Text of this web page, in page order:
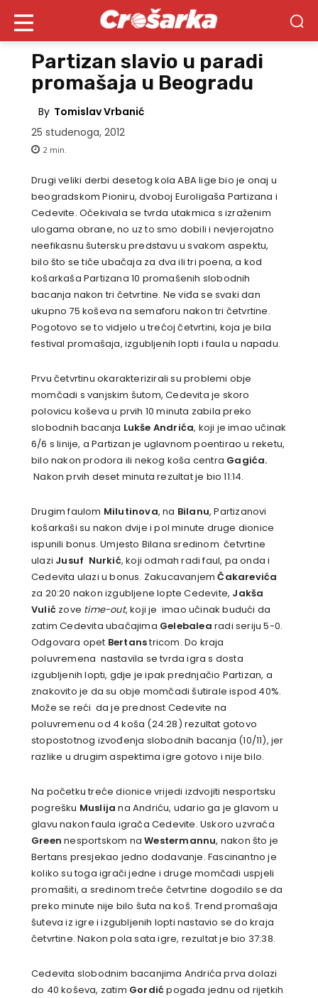
Partizan slavio u paradi
promašaja u Beogradu
By Tomislav Vrbanić
25 studenoga, 2012
2 min.
Drugi veliki derbi desetog kola ABA lige bio je onaj u
beogradskom Pioniru, dvoboj Euroligaša Partizana i
Cedevite. Očekivala se tvrda utakmica s izraženim
ulogama obrane, no uz to smo dobili i nevjerojatno
neefikasnu šutersku predstavu u svakom aspektu,
bilo što se tiče ubačaja za dva ili tri poena, a kod
košarkaša Partizana 10 promašenih slobodnih
bacanja nakon tri četvrtine. Ne viđa se svaki dan
ukupno 75 koševa na semaforu nakon tri četvrtine.
Pogotovo se to vidjelo u trećoj četvrtini, koja je bila
festival promašaja, izgubljenih lopti i faula u napadu.
Prvu četvrtinu okarakterizirali su problemi obje
momčadi s vanjskim šutom, Cedevita je skoro
polovicu koševa u prvih 10 minuta zabila preko
slobodnih bacanja Lukše Andrića, koji je imao učinak
6/6 s linije, a Partizan je uglavnom poentirao u reketu,
bilo nakon prodora ili nekog koša centra Gagića.
Nakon prvih deset minuta rezultat je bio 11:14.
Drugim faulom Milutinova, na Bilanu, Partizanovi
košarkaši su nakon dvije i pol minute druge dionice
ispunili bonus. Umjesto Bilana sredinom četvrtine
ulazi Jusuf Nurkić, koji odmah radi faul, pa onda i
Cedevita ulazi u bonus. ZakucavanjemČakarevića
za 20:20 nakon izgubljene lopte Cedevite, Jakša
Vulić zove time-out, koji je imao učinak budući da
zatim Cedevita ubačajima Gelebalea radi seriju 5-0.
Odgovara opet Bertanstricom. Do kraja
poluvremena nastavila se tvrda igra s dosta
izgubljenih lopti, gdje je ipak prednjačio Partizan, a
znakovito je da su obje momčadi šutirale ispod 40%.
Može se reći da je prednost Cedevite na
poluvremenu od 4 koša (24:28) rezultat gotovo
stopostotnog izvođenja slobodnih bacanja (10/11), jer
razlike u drugim aspektima igre gotovo i nije bilo.
Na početku treće dionice vrijedi izdvojiti nesportsku
pogrešku Muslija na Andriću, udario ga je glavom u
glavu nakon faula igrača Cedevite. Uskoro uzvraća
Green nesportskom naWestermannu, nakon što je
Bertans presjekao jedno dodavanje. Fascinantno je
koliko su toga igrači jedne i druge momčadi uspjeli
promašiti, a sredinom treće četvrtine dogodilo se da
preko minute nije bilo šuta na koš. Trend promašaja
šuteva iz igre i izgubljenih lopti nastavio se do kraja
četvrtine. Nakon pola sata igre, rezultat je bio 37:38.
Cedevita slobodnim bacanjima Andrića prva dolazi
do 40 koševa, zatim Gordićpogađa jednu od rijetkih